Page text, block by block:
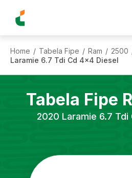
Home / Tabela Fipe / Ram / 2500
Laramie 6.7 Tdi Cd 4x4 Diesel
Tabela Fipe
2020 Laramie 6.7